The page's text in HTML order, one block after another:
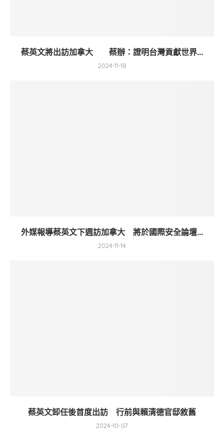
蔡英文將出訪加拿大 蔡辦：證明台灣貢獻世界...
2024-11-18
外媒報導蔡英文下週訪加拿大 將於國際安全論壇...
2024-11-14
蔡英文卸任後首度出訪 行前與賴清德官邸敘舊
2024-10-07